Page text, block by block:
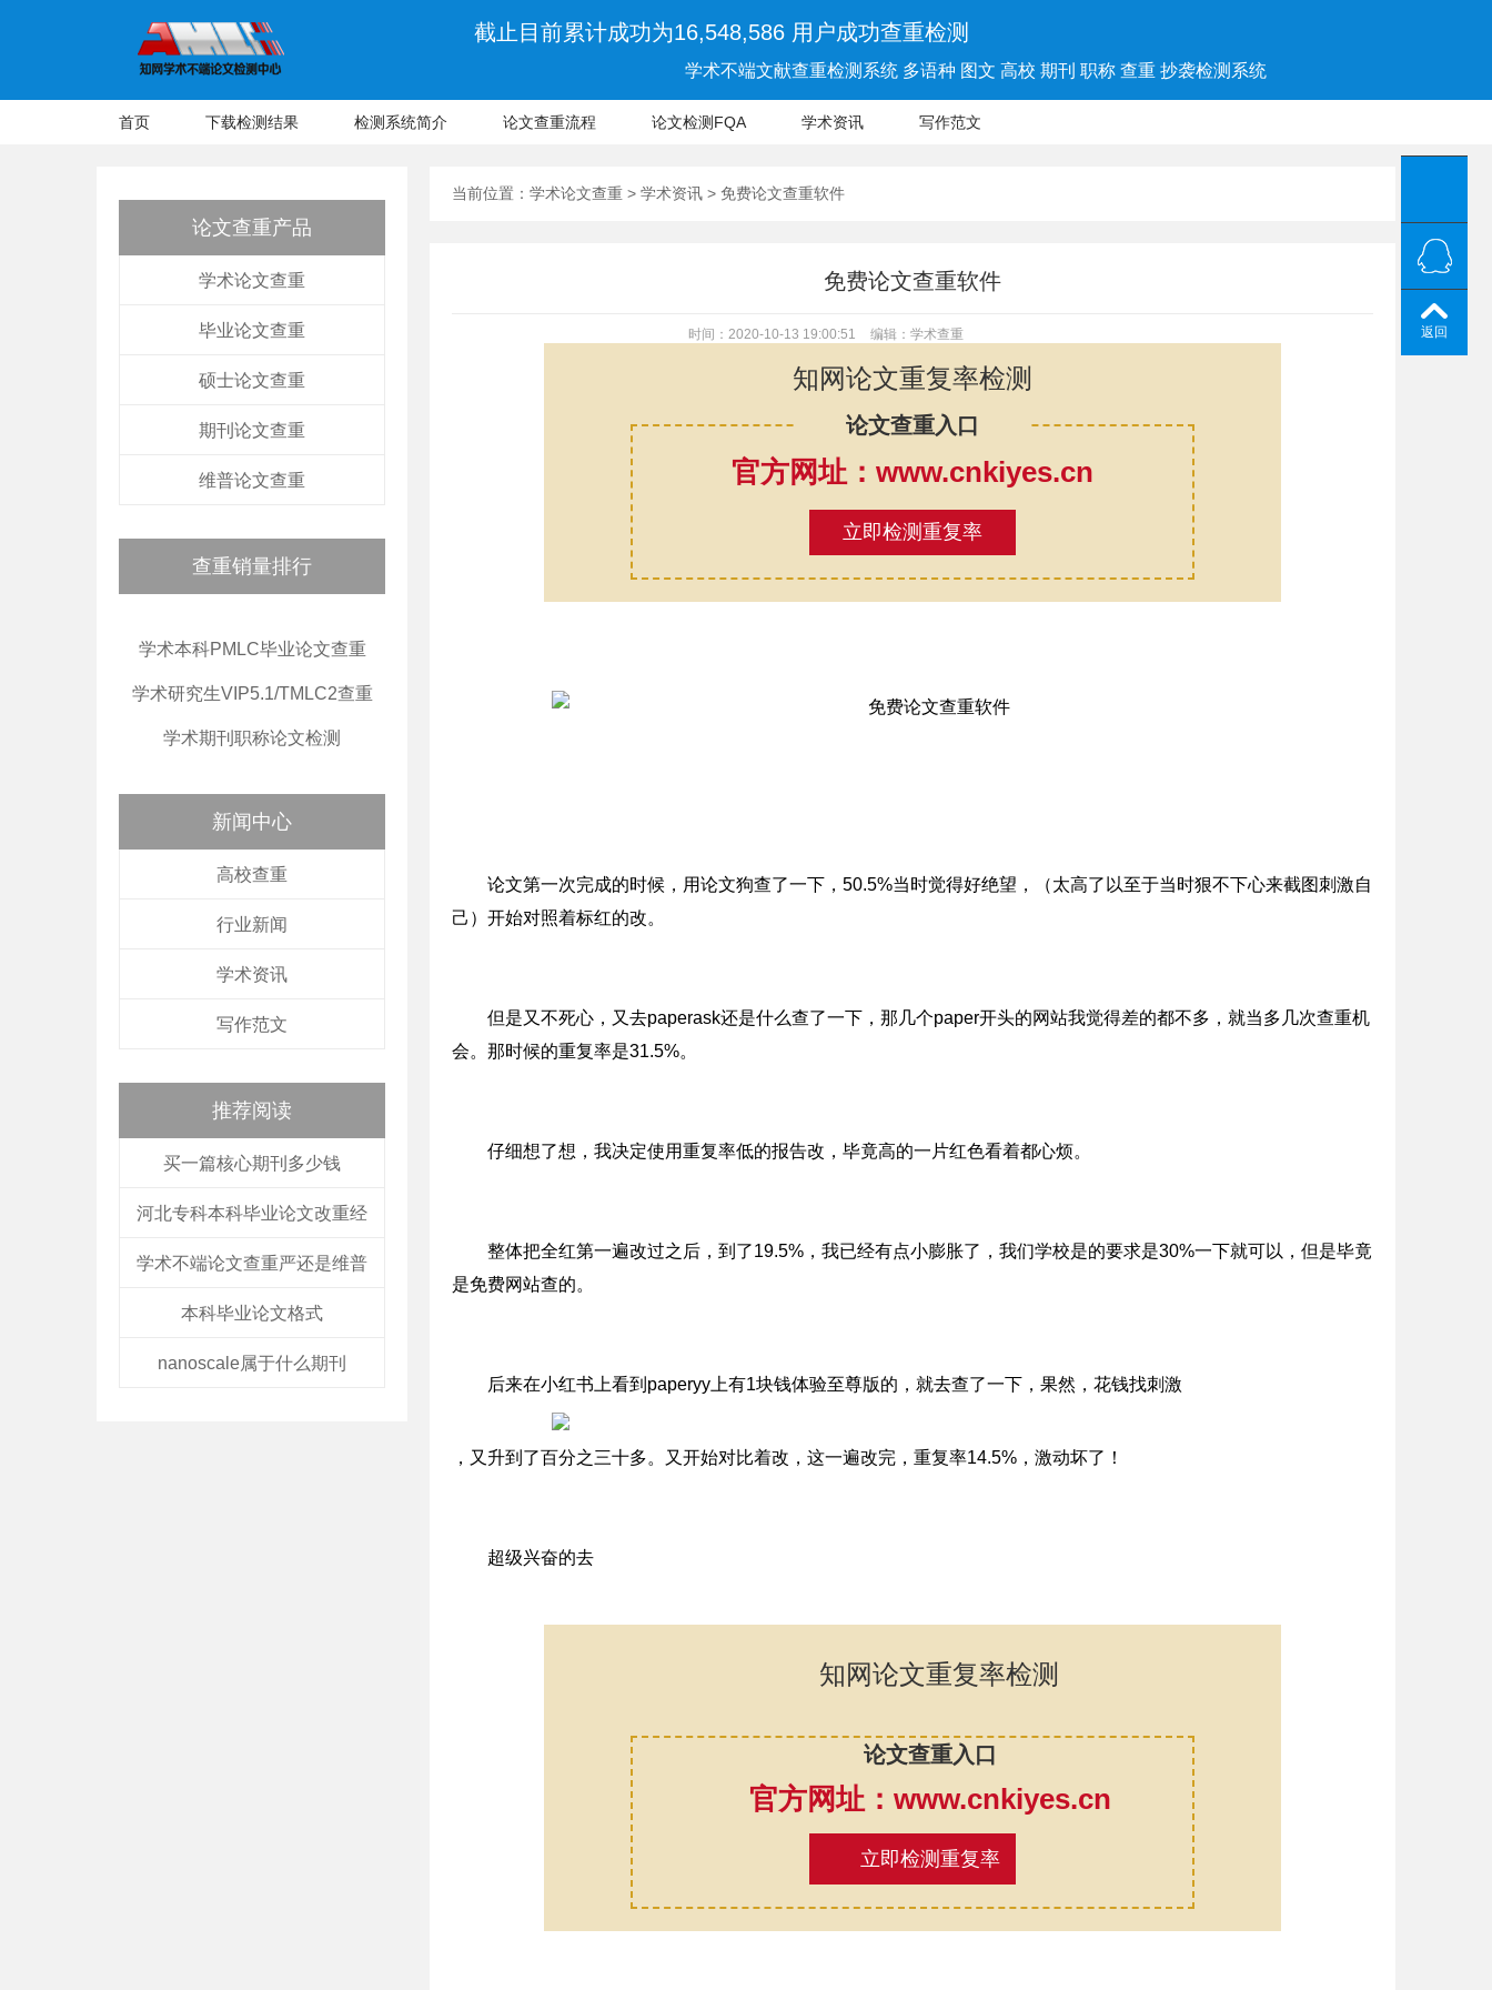
截止目前累计成功为16,548,586 用户成功查重检测
学术不端文献查重检测系统 多语种 图文 高校 期刊 职称 查重 抄袭检测系统
首页 下载检测结果 检测系统简介 论文查重流程 论文检测FQA 学术资讯 写作范文
论文查重产品
学术论文查重
毕业论文查重
硕士论文查重
期刊论文查重
维普论文查重
查重销量排行
学术本科PMLC毕业论文查重
学术研究生VIP5.1/TMLC2查重
学术期刊职称论文检测
新闻中心
高校查重
行业新闻
学术资讯
写作范文
推荐阅读
买一篇核心期刊多少钱
河北专科本科毕业论文改重经
学术不端论文查重严还是维普
本科毕业论文格式
nanoscale属于什么期刊
当前位置： 学术论文查重 > 学术资讯 > 免费论文查重软件
免费论文查重软件
时间：2020-10-13 19:00:51 编辑：学术查重
知网论文重复率检测
论文查重入口
官方网址：www.cnkiyes.cn
立即检测重复率
论文第一次完成的时候，用论文狗查了一下，50.5%当时觉得好绝望，（太高了以至于当时狠不下心来截图刺激自
己）开始对照着标红的改。
但是又不死心，又去paperask还是什么查了一下，那几个paper开头的网站我觉得差的都不多，就当多几次查重机
会。那时候的重复率是31.5%。
仔细想了想，我决定使用重复率低的报告改，毕竟高的一片红色看着都心烦。
整体把全红第一遍改过之后，到了19.5%，我已经有点小膨胀了，我们学校是的要求是30%一下就可以，但是毕竟
是免费网站查的。
后来在小红书上看到paperyy上有1块钱体验至尊版的，就去查了一下，果然，花钱找刺激
，又升到了百分之三十多。又开始对比着改，这一遍改完，重复率14.5%，激动坏了！
超级兴奋的去
知网论文重复率检测
论文查重入口
官方网址：www.cnkiyes.cn
立即检测重复率
返回